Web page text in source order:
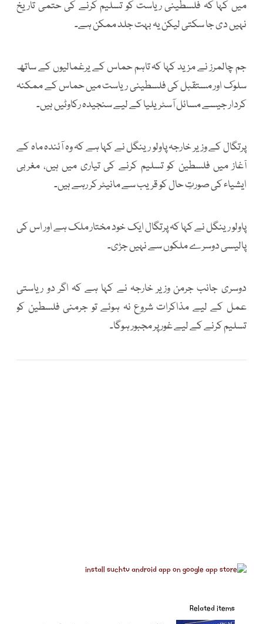
میں کہا کہ فلسطینی ریاست کو تسلیم کرنے کی حتمی تاریخ
نہیں دی جا سکتی لیکن یہ بہت جلد ممکن ہے۔
جم چالمرز نے مزید کہا کہ تاہم حماس کے یرغمالیوں کے ساتھ
سلوک اور مستقبل کی فلسطینی ریاست میں حماس کے ممکنہ
کردار جیسے مسائل آسٹریلیا کے لیے سنجیدہ رکاوٹیں ہیں۔
پرتگال کے وزیر خارجہ پاولو رینگل نے کہا ہے کہ وہ آئندہ ماہ کے
آغاز میں فلسطین کو تسلیم کرنے کی تیاری میں ہیں، مغربی
ایشیاء کی صورتِ حال کو قریب سے مانیٹر کر رہے ہیں۔
پاولو رینگل نے کہا کہ پرتگال ایک خود مختار ملک ہے اور اس کی
پالیسی دوسرے ملکوں سے نہيں جڑی۔
دوسری جانب جرمن وزیر خارجہ نے کہا ہے کہ اگر دو ریاستی
عمل کے لیے مذاکرات شروع نہ ہوئے تو جرمنی فلسطین کو
تسلیم کرنے کے لیے غور پر مجبور ہوگا۔
Related items